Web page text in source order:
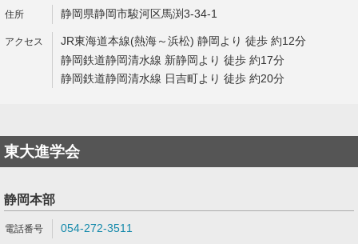
静岡県静岡市駿河区馬渕3-34-1
JR東海道本線(熱海～浜松) 静岡より 徒歩 約12分
静岡鉄道静岡清水線 新静岡より 徒歩 約17分
静岡鉄道静岡清水線 日吉町より 徒歩 約20分
東大進学会
静岡本部
054-272-3511